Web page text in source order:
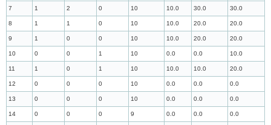
7 1 2 0 10 10.0 30.0 30.0
8 1 1 0 10 10.0 20.0 20.0
9 1 0 0 10 10.0 20.0 20.0
10 0 0 1 10 0.0 0.0 10.0
11 1 0 1 10 10.0 10.0 20.0
12 0 0 0 10 0.0 0.0 0.0
13 0 0 0 10 0.0 0.0 0.0
14 0 0 0 9 0.0 0.0 0.0